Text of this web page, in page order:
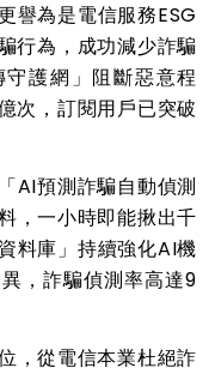
譽為是電信服務ESG
行為，成功減少詐騙
護網」阻斷惡意程
次，訂閱用戶已突破
預測詐騙自動偵測
，一小時即能揪出千
料庫」持續強化AI機
，詐騙偵測率高達9
從電信本業杜絕詐